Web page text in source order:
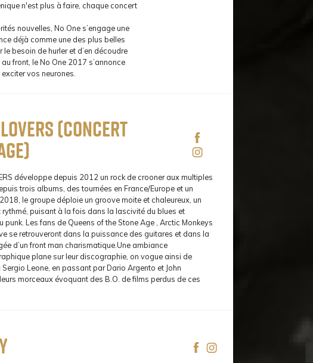
n'est plus à faire, chaque concert
nouvelles, No One s’engage une
déjà comme une des plus belles
besoin de hurler et d’en découdre
front, le No One 2017 s’annonce
vos neurones.
(concert
développe depuis 2012 un rock de crooner aux multiples
trois albums, des tournées en France/Europe et un
le groupe déploie un groove moite et chaleureux, un
rythmé, puisant à la fois dans la lascivité du blues et
punk. Les fans de Queens of the Stone Age , Arctic Monkeys
se retrouveront dans la puissance des guitares et dans la
d’un front man charismatique.Une ambiance
plane sur leur discographie, on vogue ainsi de
Leone, en passant par Dario Argento et John
morceaux évoquant des B.O. de films perdus de ces